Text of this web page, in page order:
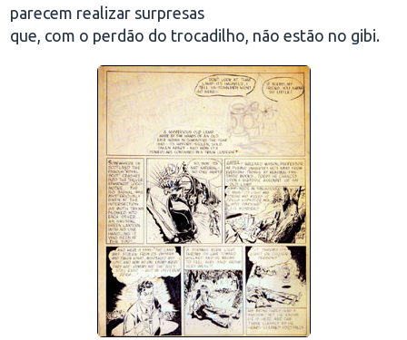
parecem realizar surpresas
que, com o perdão do trocadilho, não estão no gibi.